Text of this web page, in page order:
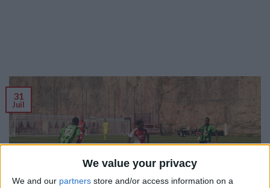
We value your privacy
We and our partners store and/or access information on a
31
Juil